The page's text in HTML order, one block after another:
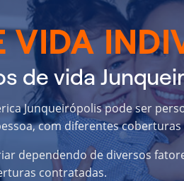
VIDA
de vida
Junqueirópolis pode ser
com diferentes coberturas
dependendo de diversos
contratadas.